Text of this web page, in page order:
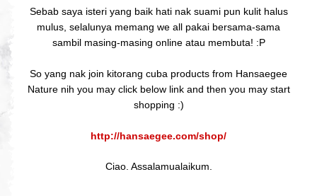
Sebab saya isteri yang baik hati nak suami pun kulit halus
mulus, selalunya memang we all pakai bersama-sama
sambil masing-masing online atau membuta! :P
So yang nak join kitorang cuba products from Hansaegee
Nature nih you may click below link and then you may start
shopping :)
http://hansaegee.com/shop/
Ciao. Assalamualaikum.